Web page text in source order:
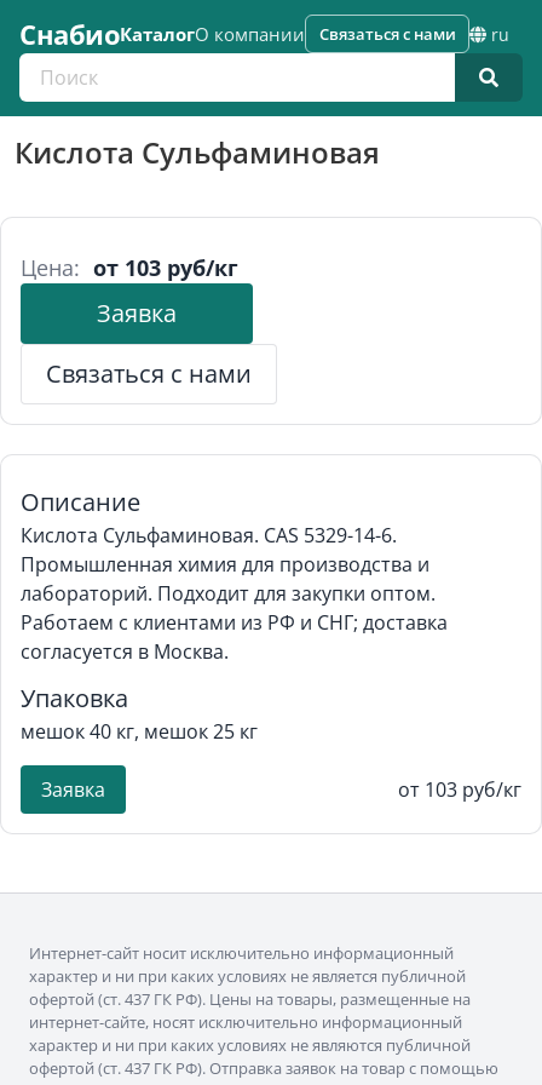
СнабиоКаталогО компании
Поиск по каталогу
Связаться с нами ru
Кислота Сульфаминовая
Цена: от 103 руб/кг
Заявка
Связаться с нами
Описание
Кислота Сульфаминовая. CAS 5329-14-6.
Промышленная химия для производства и
лабораторий. Подходит для закупки оптом.
Работаем с клиентами из РФ и СНГ; доставка
согласуется в Москва.
Упаковка
мешок 40 кг, мешок 25 кг
Заявка от 103 руб/кг
Интернет-сайт носит исключительно информационный
характер и ни при каких условиях не является публичной
офертой (ст. 437 ГК РФ). Цены на товары, размещенные на
интернет-сайте, носят исключительно информационный
характер и ни при каких условиях не являются публичной
офертой (ст. 437 ГК РФ). Отправка заявок на товар с помощью